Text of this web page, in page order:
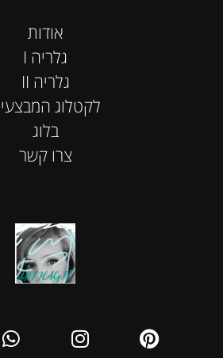
אודות
I גלריה
II גלריה
לקטלוג
בלוג
צרו קשר